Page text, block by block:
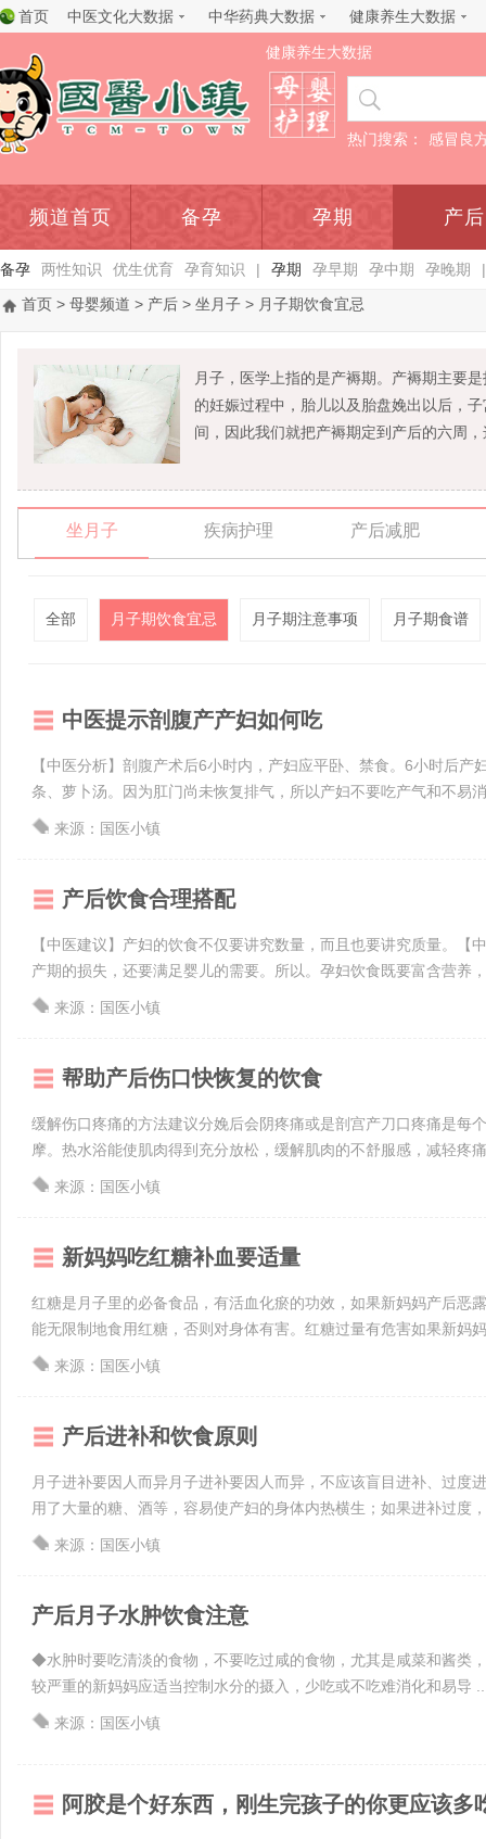
首页 中医文化大数据 中华药典大数据 健康养生大数据
健康养生大数据
热门搜索： 感冒良
频道首页 备孕 孕期 产后
备孕 两性知识 优生优育 孕育知识 | 孕期 孕早期 孕中期 孕晚期
|
首页 > 母婴频道 > 产后 > 坐月子 > 月子期饮食宜忌
月子，医学上指的是产褥期。产褥期主要
的妊娠过程中，胎儿以及胎盘娩出以后，
间，因此我们就把产褥期定到产后的六周
坐月子 疾病护理 产后减肥
全部 月子期饮食宜忌 月子期注意事项 月子期食谱
中医提示剖腹产产妇如何吃
【中医分析】剖腹产术后6小时内，产妇应平卧、禁食。6小时后
条、萝卜汤。因为肛门尚未恢复排气，所以产妇不要吃产气和不易
来源：国医小镇
产后饮食合理搭配
【中医建议】产妇的饮食不仅要讲究数量，而且也要讲究质量。
产期的损失，还要满足婴儿的需要。所以。孕妇饮食既要富含营养
来源：国医小镇
帮助产后伤口快恢复的饮食
缓解伤口疼痛的方法建议分娩后会阴疼痛或是剖宫产刀口疼痛是每
摩。热水浴能使肌肉得到充分放松，缓解肌肉的不舒服感，减轻疼
来源：国医小镇
新妈妈吃红糖补血要适量
红糖是月子里的必备食品，有活血化瘀的功效，如果新妈妈产后恶
能无限制地食用红糖，否则对身体有害。红糖过量有危害如果新妈
来源：国医小镇
产后进补和饮食原则
月子进补要因人而异月子进补要因人而异，不应该盲目进补、过
用了大量的糖、酒等，容易使产妇的身体内热横生；如果进补过度
来源：国医小镇
产后月子水肿饮食注意
◆水肿时要吃清淡的食物，不要吃过咸的食物，尤其是咸菜和酱类
较严重的新妈妈应适当控制水分的摄入，少吃或不吃难消化和易导
来源：国医小镇
阿胶是个好东西，刚生完孩子的你更应该多